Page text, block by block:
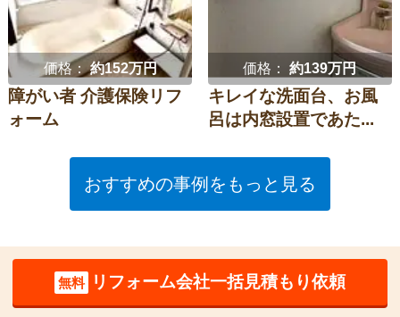
価格：約152万円
障がい者 介護保険リフ
ォーム
価格：約139万円
キレイな洗面台、お風
呂は内窓設置であた...
おすすめの事例をもっと見る
無料 リフォーム会社一括見積もり依頼